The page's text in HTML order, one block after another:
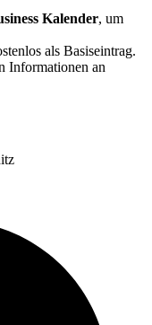
Kalender, um
als Basiseintrag.
Informationen an